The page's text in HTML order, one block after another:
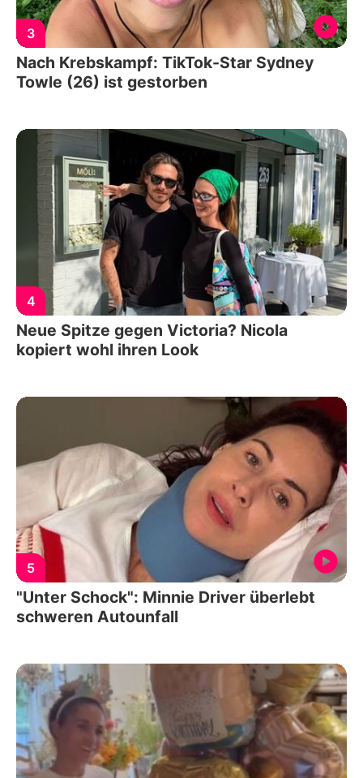
3
Nach Krebskampf: TikTok-Star Sydney
Towle (26) ist gestorben
4
Neue Spitze gegen Victoria? Nicola
kopiert wohl ihren Look
5
"Unter Schock": Minnie Driver überlebt
schweren Autounfall